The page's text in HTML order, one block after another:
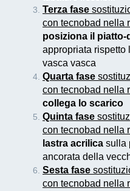
Terza fase
con tecnobad nella
posiziona il piatto-
appropriata rispetto
vasca vasca
Quarta fase
con tecnobad nella
collega lo scarico
Quinta fase
con tecnobad nella
lastra acrilica sulla
ancorata della
Sesta fase
con tecnobad nella